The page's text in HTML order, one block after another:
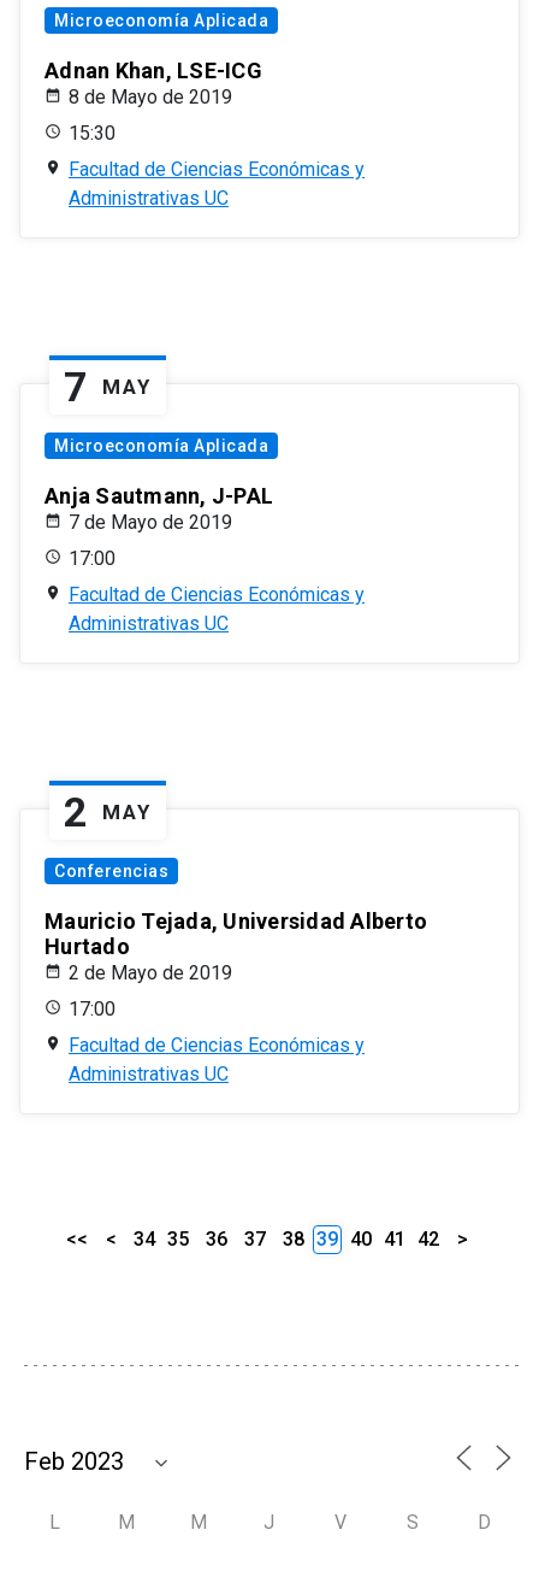
Microeconomía Aplicada
Adnan Khan, LSE-ICG
8 de Mayo de 2019
15:30
Facultad de Ciencias Económicas y
Administrativas UC
7 MAY
Microeconomía Aplicada
Anja Sautmann, J-PAL
7 de Mayo de 2019
17:00
Facultad de Ciencias Económicas y
Administrativas UC
2 MAY
Conferencias
Mauricio Tejada, Universidad Alberto
Hurtado
2 de Mayo de 2019
17:00
Facultad de Ciencias Económicas y
Administrativas UC
<< < 34 35 36 37 38 39 40 41 42 >
L M M J V S D